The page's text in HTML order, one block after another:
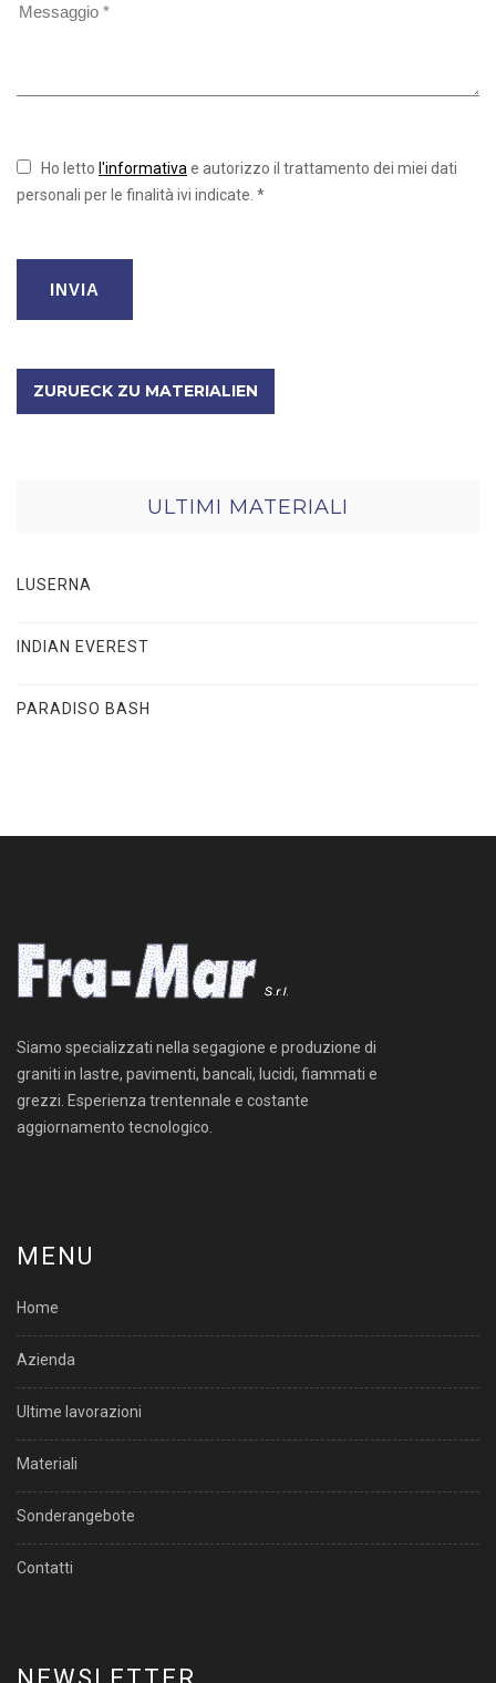
Ho letto l'informativa e autorizzo il trattamento dei miei dati
personali per le finalità ivi indicate. *
ZURUECK ZU MATERIALIEN
ULTIMI MATERIALI
LUSERNA
INDIAN EVEREST
PARADISO BASH
Siamo specializzati nella segagione e produzione di
graniti in lastre, pavimenti, bancali, lucidi, fiammati e
grezzi. Esperienza trentennale e costante
aggiornamento tecnologico.
MENU
Home
Azienda
Ultime lavorazioni
Materiali
Sonderangebote
Contatti